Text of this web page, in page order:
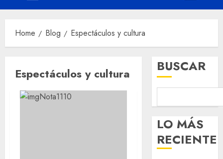
Home Blog Espectáculos y cultura
Espectáculos y cultura BUSCAR
LO MÁS
RECIENTE